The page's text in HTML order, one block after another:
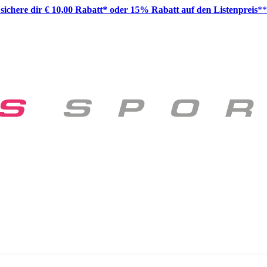
sichere dir € 10,00 Rabatt* oder 15% Rabatt auf den Listenpreis**